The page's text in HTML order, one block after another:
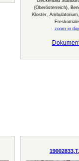
(Oberösterreich),
Kloster,
zoom in